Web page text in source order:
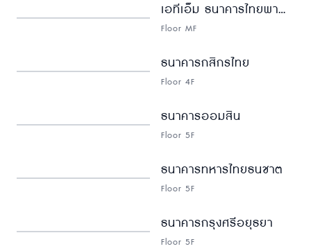
เอทีเอ็ม ธนาคารไทยพาณิชย์
Floor MF
ธนาคารกสิกรไทย
Floor 4F
ธนาคารออมสิน
Floor 5F
ธนาคารทหารไทยธนชาต
Floor 5F
ธนาคารกรุงศรีอยุธยา
Floor 5F